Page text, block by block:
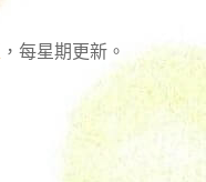
，每星期更新。